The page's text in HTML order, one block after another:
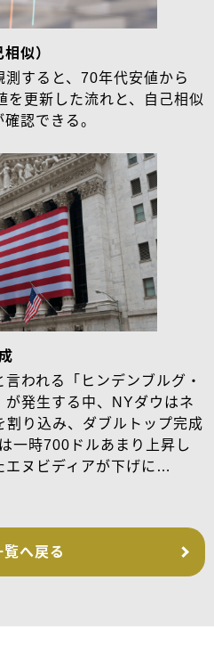
似）
すると、70年代安値から
を更新した流れと、自己相似
認できる。
われる「ヒンデンブルグ・
発生する中、NYダウはネ
割り込み、ダブルトップ完成
一時700ドルあまり上昇し
エヌビディアが下げに…
覧へ戻る